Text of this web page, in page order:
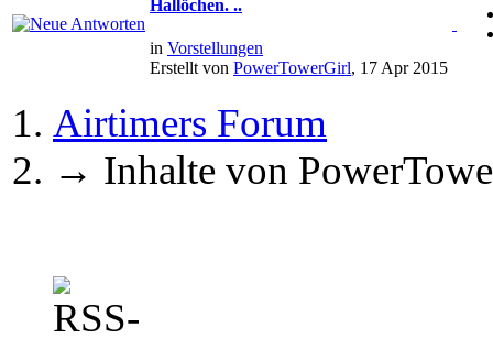
Hallöchen. ..
in Vorstellungen
Erstellt von PowerTowerGirl, 17 Apr 2015
Airtimers Forum
→ Inhalte von